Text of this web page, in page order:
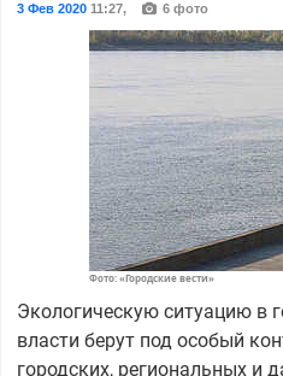
3 Фев 202011:27, 6 фото
Фото: «Городские вести»
Экологическую ситуацию в
власти берут под особый
городских, региональных и